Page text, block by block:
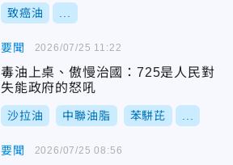
致癌油
要聞
毒油上桌、傲慢治國：725是人民對
失能政府的怒吼
沙拉油 中聯油脂 苯駢芘
2026/07/25 11:22
要聞 2026/07/25 08:56